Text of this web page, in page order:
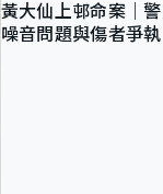
黃大仙上邨命案｜
噪音問題與傷者爭